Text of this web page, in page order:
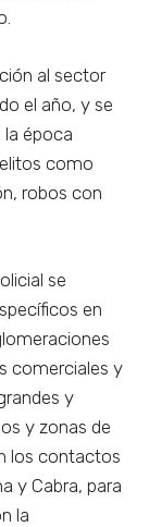
al sector
el año, y se
época
como
robos con
se
en
comerciales y
y
y zonas de
los contactos
y Cabra, para
la